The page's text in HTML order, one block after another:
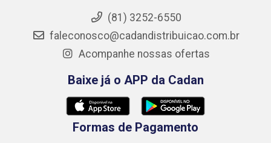
(81) 3252-6550
faleconosco@cadandistribuicao.com.br
Acompanhe nossas ofertas
Baixe já o APP da Cadan
Formas de Pagamento